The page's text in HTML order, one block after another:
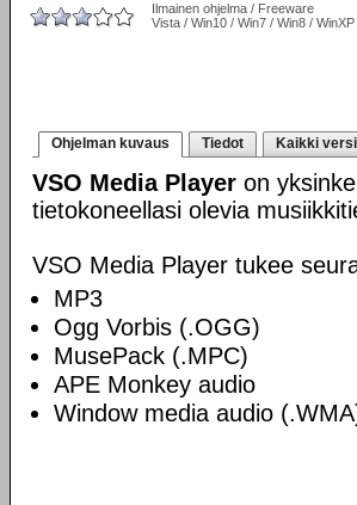
Ilmainen ohjelma / Freeware
Vista / Win10 / Win7 / Win8 / WinXP
Ohjelman kuvaus Tiedot Kaikki
VSO Media Player on
tietokoneellasi olevia
VSO Media Player tukee
MP3
Ogg Vorbis (.OGG)
MusePack (.MPC)
APE Monkey audio
Window media audio